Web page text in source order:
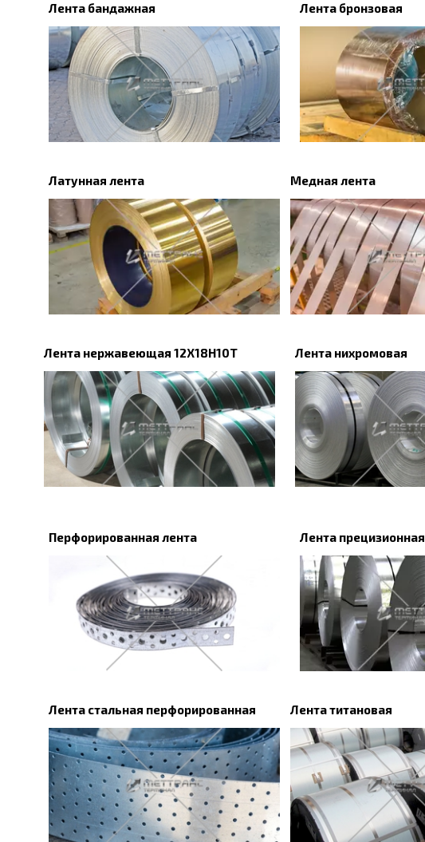
Лента бандажная Лента бронзовая
Латунная лента Медная лента
Лента нержавеющая 12Х18Н10Т Лента нихромовая
Перфорированная лента Лента прецизионная
Лента стальная перфорированная Лента титановая